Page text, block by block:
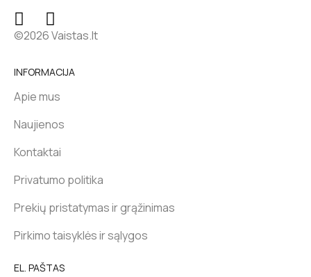
©2026 Vaistas.lt
INFORMACIJA
Apie mus
Naujienos
Kontaktai
Privatumo politika
Prekių pristatymas ir grąžinimas
Pirkimo taisyklės ir sąlygos
EL. PAŠTAS